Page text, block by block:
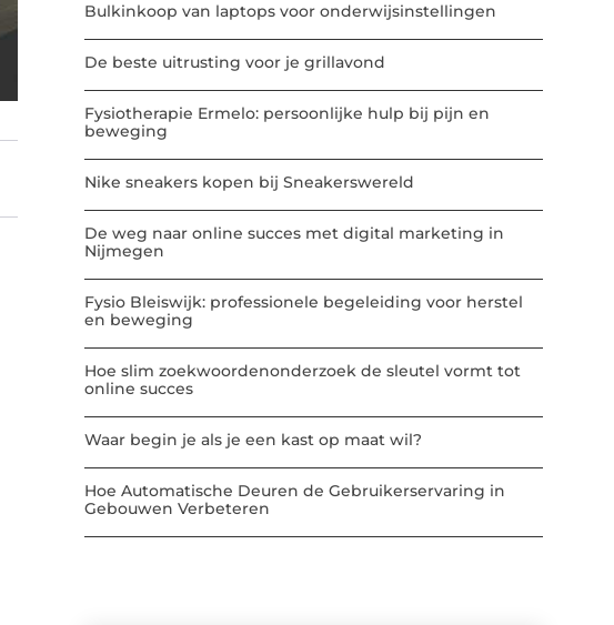
Bulkinkoop van laptops voor onderwijsinstellingen
De beste uitrusting voor je grillavond
Fysiotherapie Ermelo: persoonlijke hulp bij pijn en
beweging
Nike sneakers kopen bij Sneakerswereld
De weg naar online succes met digital marketing in
Nijmegen
Fysio Bleiswijk: professionele begeleiding voor herstel
en beweging
Hoe slim zoekwoordenonderzoek de sleutel vormt tot
online succes
Waar begin je als je een kast op maat wil?
Hoe Automatische Deuren de Gebruikerservaring in
Gebouwen Verbeteren